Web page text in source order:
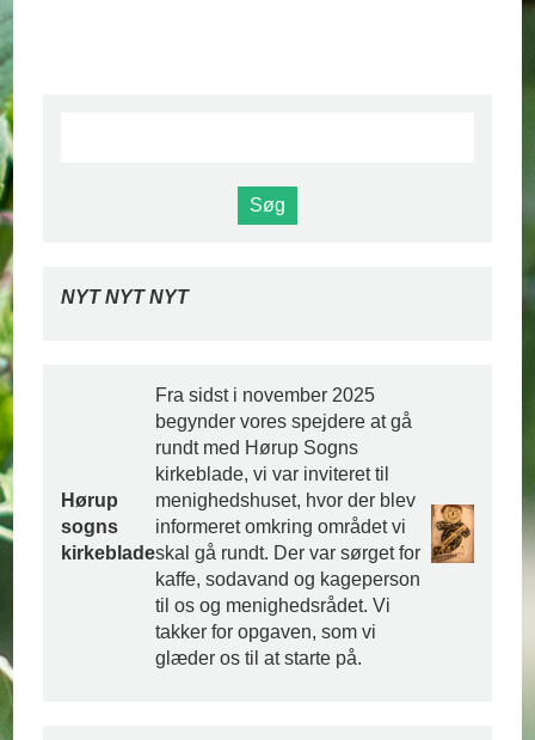
NYT NYT NYT
Hørup
sogns
kirkeblade
Fra sidst i november 2025
begynder vores spejdere at gå
rundt med Hørup Sogns
kirkeblade, vi var inviteret til
menighedshuset, hvor der blev
informeret omkring området vi
skal gå rundt. Der var sørget for
kaffe, sodavand og kageperson
til os og menighedsrådet. Vi
takker for opgaven, som vi
glæder os til at starte på.